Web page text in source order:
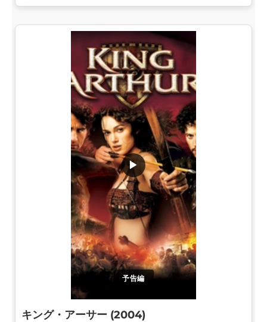
予告編
▶
キング・アーサー (2004)